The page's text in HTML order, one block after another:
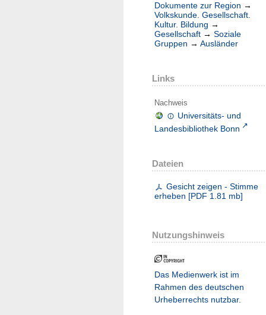
Dokumente zur Region →
Volkskunde. Gesellschaft.
Kultur. Bildung →
Gesellschaft → Soziale
Gruppen → Ausländer
Links
Nachweis
Universitäts- und
Landesbibliothek Bonn
Dateien
Gesicht zeigen - Stimme
erheben [PDF 1.81 mb]
Nutzungshinweis
Das Medienwerk ist im
Rahmen des deutschen
Urheberrechts nutzbar.